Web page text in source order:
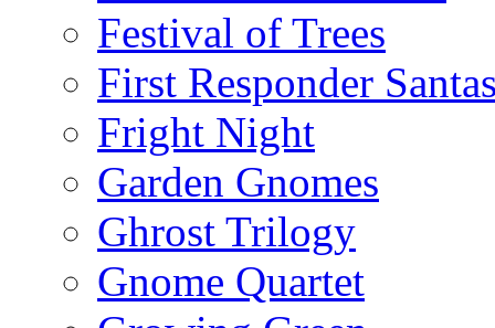
Festival of Trees
First Responder
Fright Night
Garden Gnomes
Ghrost Trilogy
Gnome Quartet